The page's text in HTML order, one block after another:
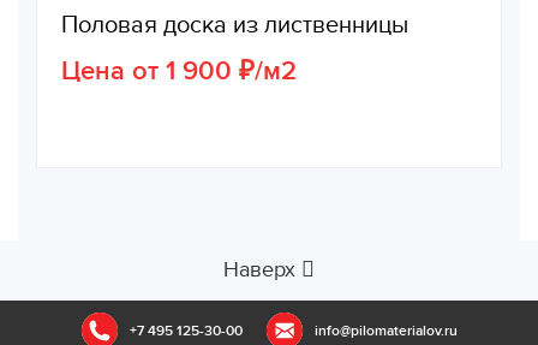
Половая доска из лиственницы
Цена от 1 900 ₽/м2
Наверх
+7 495 125-30-00 info@pilomaterialov.ru